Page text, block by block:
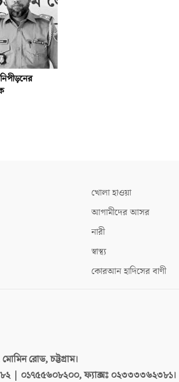
খোলা হাওয়া
আগামীদের আসর
নারী
স্বাস্থ্য
কোরআন হাদিসের বাণী
রোড, চট্টগ্রাম।
| ০১৭৫৫৬০৮২০০, ফ্যাক্সঃ ০২৩৩৩৩৬২৩৮১।